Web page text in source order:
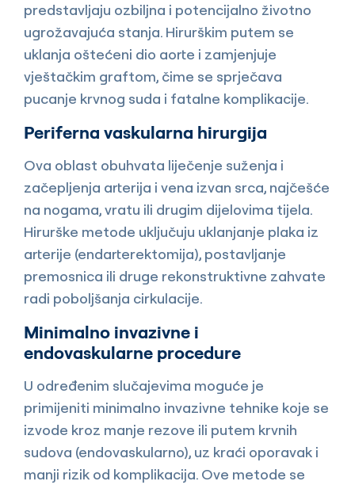
predstavljaju ozbiljna i potencijalno životno
ugrožavajuća stanja. Hirurškim putem se
uklanja oštećeni dio aorte i zamjenjuje
vještačkim graftom, čime se sprječava
pucanje krvnog suda i fatalne komplikacije.
Periferna vaskularna hirurgija
Ova oblast obuhvata liječenje suženja i
začepljenja arterija i vena izvan srca, najčešće
na nogama, vratu ili drugim dijelovima tijela.
Hirurške metode uključuju uklanjanje plaka iz
arterije (endarterektomija), postavljanje
premosnica ili druge rekonstruktivne zahvate
radi poboljšanja cirkulacije.
Minimalno invazivne i
endovaskularne procedure
U određenim slučajevima moguće je
primijeniti minimalno invazivne tehnike koje se
izvode kroz manje rezove ili putem krvnih
sudova (endovaskularno), uz kraći oporavak i
manji rizik od komplikacija. Ove metode se